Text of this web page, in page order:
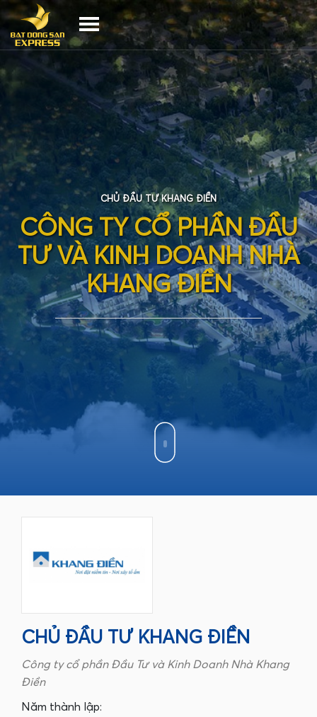
CHỦ ĐẦU TƯ KHANG ĐIỀN
CÔNG TY CỔ PHẦN ĐẦU
TƯ VÀ KINH DOANH NHÀ
KHANG ĐIỀN
CHỦ ĐẦU TƯ KHANG ĐIỀN
Công ty cổ phần Đầu Tư và Kinh Doanh Nhà Khang
Điền
Năm thành lập: